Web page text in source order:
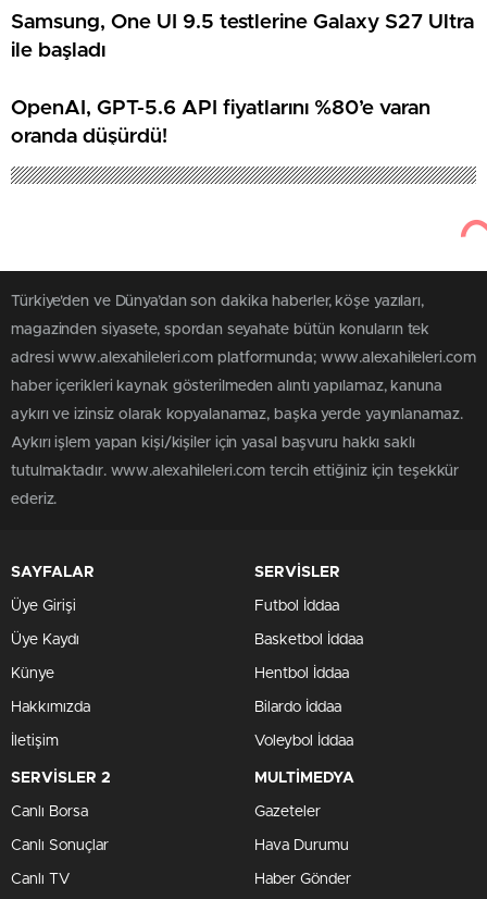
Samsung, One UI 9.5 testlerine Galaxy S27 Ultra
ile başladı
OpenAI, GPT-5.6 API fiyatlarını %80’e varan
oranda düşürdü!
Türkiye'den ve Dünya’dan son dakika haberler, köşe yazıları,
magazinden siyasete, spordan seyahate bütün konuların tek
adresi www.alexahileleri.com platformunda; www.alexahileleri.com
haber içerikleri kaynak gösterilmeden alıntı yapılamaz, kanuna
aykırı ve izinsiz olarak kopyalanamaz, başka yerde yayınlanamaz.
Aykırı işlem yapan kişi/kişiler için yasal başvuru hakkı saklı
tutulmaktadır. www.alexahileleri.com tercih ettiğiniz için teşekkür
ederiz.
SAYFALAR
Üye Girişi
Üye Kaydı
Künye
Hakkımızda
İletişim
SERVİSLER
Futbol İddaa
Basketbol İddaa
Hentbol İddaa
Bilardo İddaa
Voleybol İddaa
SERVİSLER 2
Canlı Borsa
Canlı Sonuçlar
Canlı TV
MULTİMEDYA
Gazeteler
Hava Durumu
Haber Gönder